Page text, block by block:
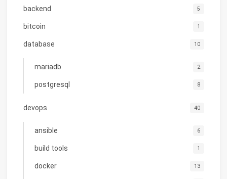
backend 5
bitcoin 1
database 10
mariadb 2
postgresql 8
devops 40
ansible 6
build tools 1
docker 13